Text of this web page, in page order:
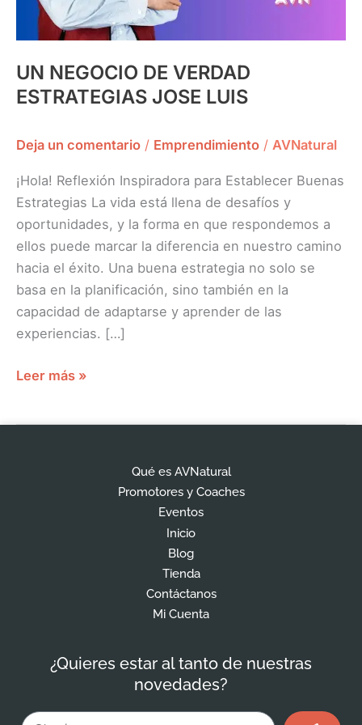
UN NEGOCIO DE VERDAD
ESTRATEGIAS JOSE LUIS
Deja un comentario / Emprendimiento / AVNatural
¡Hola! Reflexión Inspiradora para Establecer Buenas
Estrategias La vida está llena de desafíos y
oportunidades, y la forma en que respondemos a
ellos puede marcar la diferencia en nuestro camino
hacia el éxito. Una buena estrategia no solo se
basa en la planificación, sino también en la
capacidad de adaptarse y aprender de las
experiencias. […]
Leer más »
Qué es AVNatural
Promotores y Coaches
Eventos
Inicio
Blog
Tienda
Contáctanos
Mi Cuenta
¿Quieres estar al tanto de nuestras
novedades?
Email Enviar